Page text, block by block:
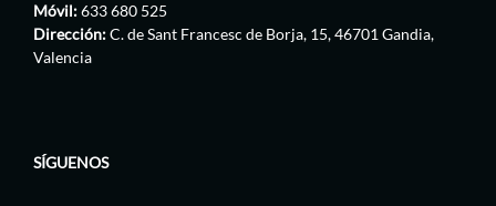
Móvil:633 680 525
Dirección:C. de Sant Francesc de Borja, 15, 46701 Gandia,
Valencia
SÍGUENOS